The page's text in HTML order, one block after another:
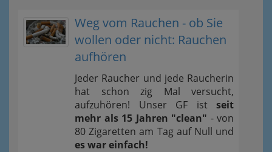
Weg vom Rauchen - ob Sie
wollen oder nicht: Rauchen
aufhören
Jeder Raucher und jede Raucherin
hat schon zig Mal versucht,
aufzuhören! Unser GF ist seit
mehr als 15 Jahren "clean" - von
80 Zigaretten am Tag auf Null und
es war einfach!